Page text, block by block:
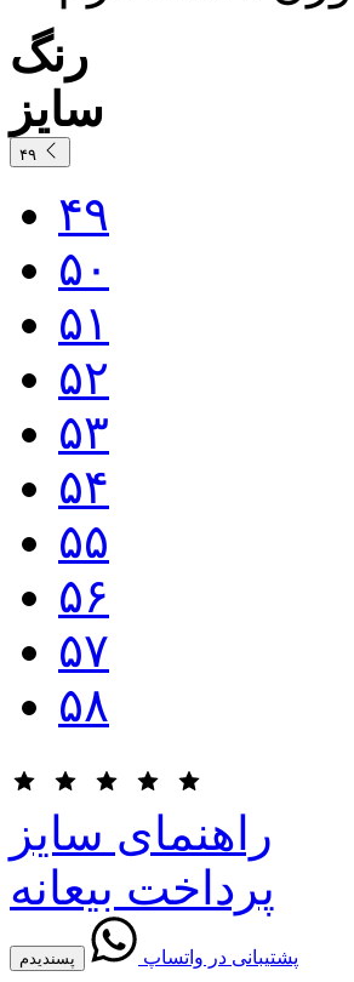
رنگ
سایز
۴۹
۴۹
۵۰
۵۱
۵۲
۵۳
۵۴
۵۵
۵۶
۵۷
۵۸
راهنمای سایز
پرداخت بیعانه
پسندیدم پشتیبانی در واتساپ